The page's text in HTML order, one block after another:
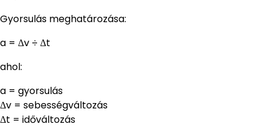
Gyorsulás meghatározása:
a = Δv ÷ Δt
ahol:
a = gyorsulás
Δv = sebességváltozás
Δt = időváltozás